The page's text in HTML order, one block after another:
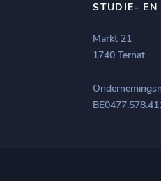
STUDIE- EN
Markt 21
1740 Ternat